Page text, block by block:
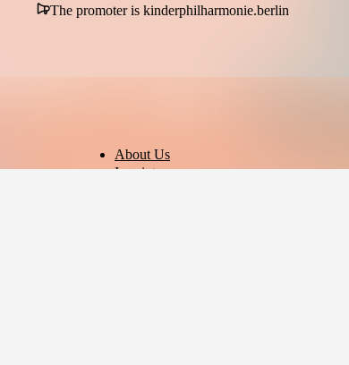
The promoter is kinderphilharmonie.berlin
About Us
Imprint